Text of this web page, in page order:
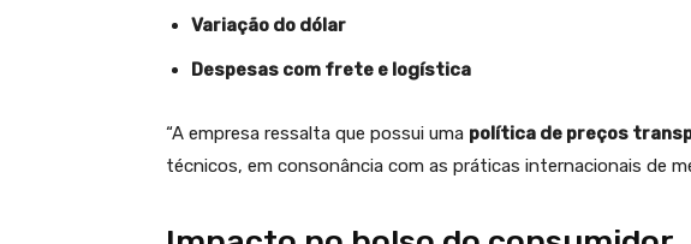
Variação do dólar
Despesas com frete e logística
“A empresa ressalta que possui uma política de preços
técnicos, em consonância com as práticas internacionais de